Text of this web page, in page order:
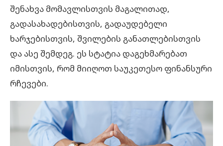
შენახვა მომავლისთვის მაგალითად,
გადასახადებისთვის, გადაუდებელი
ხარჯებისთვის, შვილების განათლებისთვის
და ასე შემდეგ. ეს სტატია დაგეხმარებათ
იმისთვის, რომ მიიღოთ საუკეთესო ფინანსური
რჩევები.